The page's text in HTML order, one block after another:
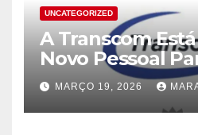
UNCATEGORIZED
A Transcom
Novo Pessoal
Quadro!
MARÇO 19, 2026